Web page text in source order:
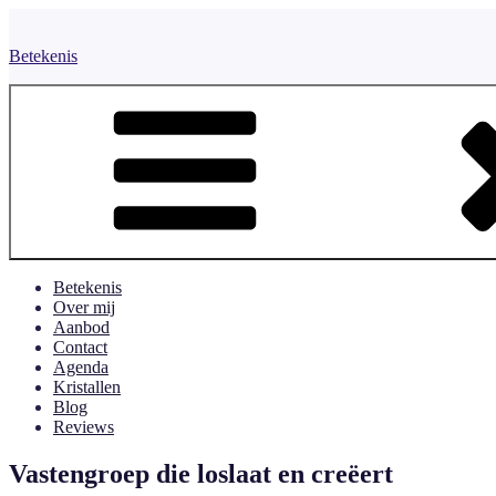
inhoud
Betekenis
Betekenis
Over mij
Aanbod
Contact
Agenda
Kristallen
Blog
Reviews
Vastengroep die loslaat en creëert